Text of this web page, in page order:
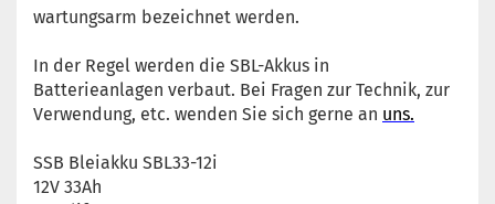
wartungsarm bezeichnet werden.
In der Regel werden die SBL-Akkus in
Batterieanlagen verbaut. Bei Fragen zur Technik, zur
Verwendung, etc. wenden Sie sich gerne an uns.
SSB Bleiakku SBL33-12i
12V 33Ah